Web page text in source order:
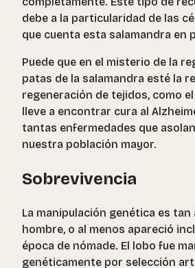
debe a la particularidad de las
que cuenta esta salamandra en
Puede que en el misterio de la
patas de la salamandra esté la
regeneración de tejidos, como
lleve a encontrar cura al
tantas enfermedades que
nuestra población mayor.
Sobrevivencia
La manipulación genética es tan
hombre, o al menos apareció
época de nómade. El lobo fue
genéticamente por selección